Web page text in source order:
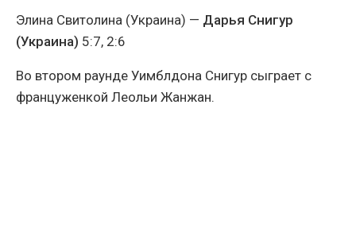
Элина Свитолина (Украина) — Дарья Снигур
(Украина) 5:7, 2:6
Во втором раунде Уимблдона Снигур сыграет с
француженкой Леольи Жанжан.